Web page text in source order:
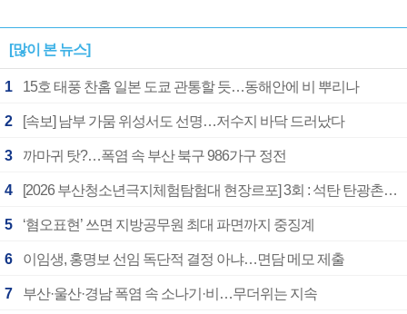
[많이 본 뉴스]
1 15호 태풍 찬홈 일본 도쿄 관통할 듯…동해안에 비 뿌리나
2 [속보] 남부 가뭄 위성서도 선명…저수지 바닥 드러났다
3 까마귀 탓?…폭염 속 부산 북구 986가구 정전
4 [2026 부산청소년극지체험탐험대 현장르포] 3회 : 석탄 탄광촌에서 북극 연구의 중심지로
5 ‘혐오표현’ 쓰면 지방공무원 최대 파면까지 중징계
6 이임생, 홍명보 선임 독단적 결정 아냐…면담 메모 제출
7 부산·울산·경남 폭염 속 소나기·비…무더위는 지속